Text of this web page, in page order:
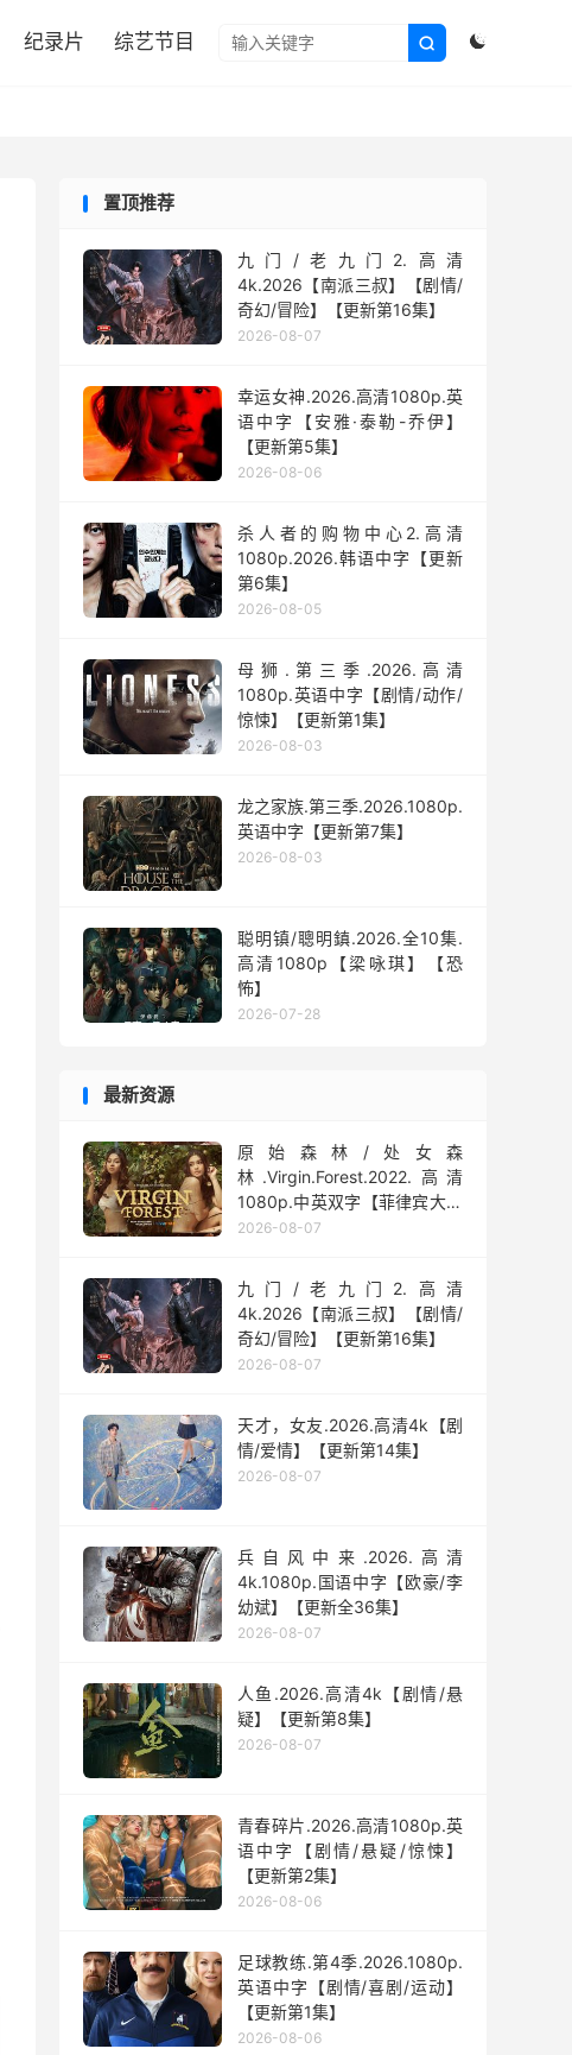


纪录片 综艺节目
置顶推荐
九门/老九门2.高清
4k.2026【南派三叔】【剧情/
奇幻/冒险】【更新第16集】
2026-08-07
幸运女神.2026.高清1080p.英
语中字【安雅·泰勒-乔伊】
【更新第5集】
2026-08-06
杀人者的购物中心2.高清
1080p.2026.韩语中字【更新
第6集】
2026-08-05
母狮.第三季.2026.高清
1080p.英语中字【剧情/动作/
惊悚】【更新第1集】
2026-08-03
龙之家族.第三季.2026.1080p.
英语中字【更新第7集】
2026-08-03
聪明镇/聰明鎮.2026.全10集.
高清1080p【梁咏琪】【恐
怖】
2026-07-28
最新资源
原始森林/处女森
林.Virgin.Forest.2022.高清
1080p.中英双字【菲律宾大尺
度】
2026-08-07
九门/老九门2.高清
4k.2026【南派三叔】【剧情/
奇幻/冒险】【更新第16集】
2026-08-07
天才，女友.2026.高清4k【剧
情/爱情】【更新第14集】
2026-08-07
兵自风中来‎.2026.高清
4k.1080p.国语中字【欧豪/李
幼斌】【更新全36集】
2026-08-07
人鱼.2026.高清4k【剧情/悬
疑】【更新第8集】
2026-08-07
青春碎片.2026.高清1080p.英
语中字【剧情/悬疑/惊悚】
【更新第2集】
2026-08-06
足球教练.第4季.2026.1080p.
英语中字【剧情/喜剧/运动】
【更新第1集】
2026-08-06